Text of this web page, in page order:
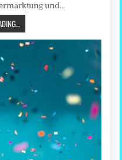
und…